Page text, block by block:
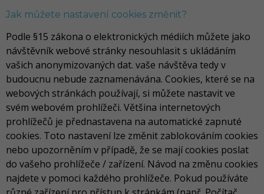
Jak můžete nastavení cookies změnit?
Podle §15 zákona o elektronických médiích můžete jako
návštěvník webové stránky nesouhlasit s ukládáním
vašich anonymizovaných dat. vaše návštěva tedy v
budoucnu nebude zaznamenávána. Cookies, které se na
webových stránkách používají, si můžete nastavit ve
svém webovém prohlížeči. Většina internetových
prohlížečů je přednastavena na automatické zapnuté
cookies. Toto nastavení lze změnit zablokováním cookies
nebo upozorněním v případě, že se mají cookies poslat
do vašeho prohlížeče / zařízení. Návod na změnu cookies
najdete v pomoci každého prohlížeče. Pokud používáte